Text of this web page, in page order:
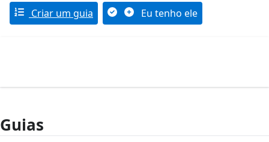
Criar um guia Eu tenho ele
Guias